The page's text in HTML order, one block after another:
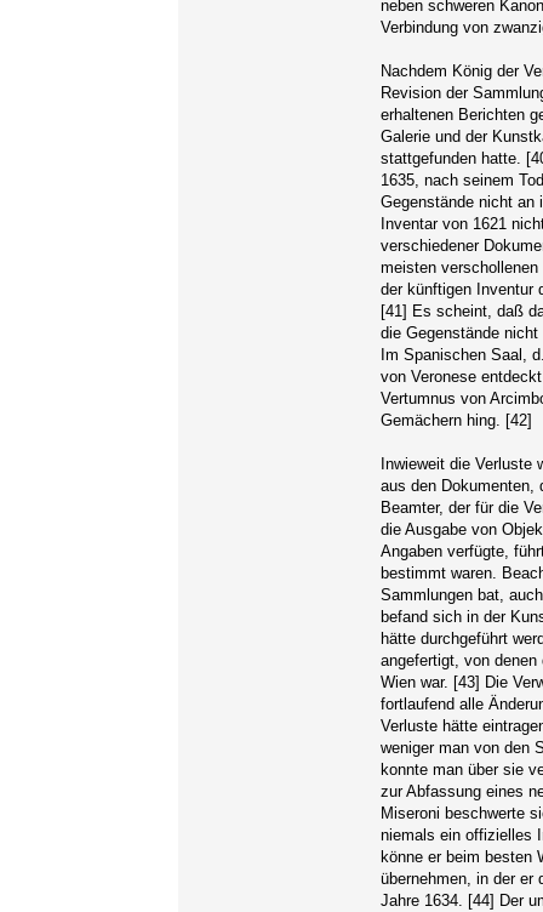
neben schweren
Verbindung von
Nachdem König der
Revision der
erhaltenen Berichten
Galerie und der
stattgefunden hatte.
1635, nach seinem
Gegenstände nicht an
Inventar von 1621
verschiedener
meisten
der künftigen Inventur
[41] Es scheint, daß
die Gegenstände
Im Spanischen Saal,
von Veronese
Vertumnus von
Gemächern hing. [42]
Inwieweit die Verluste
aus den Dokumenten,
Beamter, der für die
die Ausgabe von
Angaben verfügte,
bestimmt waren.
Sammlungen bat,
befand sich in der
hätte durchgeführt
angefertigt, von
Wien war. [43] Die
fortlaufend alle
Verluste hätte
weniger man von den
konnte man über sie
zur Abfassung eines
Miseroni beschwerte
niemals ein offizielles
könne er beim besten
übernehmen, in der er
Jahre 1634. [44] Der